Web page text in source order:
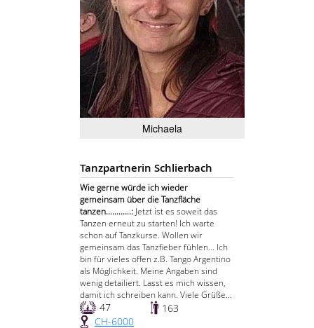
Michaela
Tanzpartnerin Schlierbach
Wie gerne würde ich wieder
gemeinsam über die Tanzfläche
tanzen............: Jetzt ist es soweit das
Tanzen erneut zu starten! Ich warte
schon auf Tanzkurse. Wollen wir
gemeinsam das Tanzfieber fühlen... Ich
bin für vieles offen z.B. Tango Argentino
als Möglichkeit. Meine Angaben sind
wenig detailiert. Lasst es mich wissen,
damit ich schreiben kann. Viele Grüße...
47
163
CH-6000